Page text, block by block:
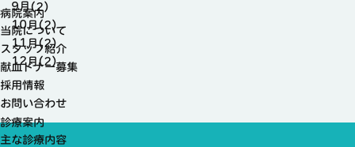
病院案内
当院について
スタッフ紹介
献血ドナー募集
採用情報
お問い合わせ
診療案内
主な診療内容
9月(2)
10月(2)
11月(2)
12月(2)